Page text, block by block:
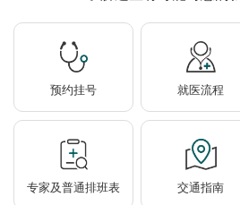
预约挂号 就医流程
专家及普通排班表 交通指南